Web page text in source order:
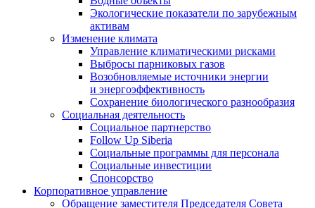
Экологические показатели по зарубежным
активам
Изменение климата
Управление климатическими рисками
Выбросы парниковых газов
Возобновляемые источники энергии
и энергоэффективность
Сохранение биологического разнообразия
Социальная деятельность
Социальное партнерство
Follow Up Siberia
Социальные программы для персонала
Социальные инвестиции
Спонсорство
Корпоративное управление
Обращение заместителя Председателя Совета